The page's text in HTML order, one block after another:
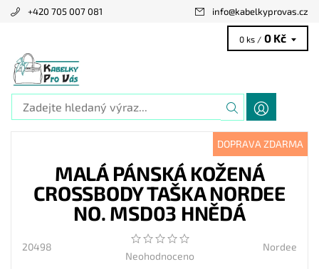
+420 705 007 081 info@kabelkyprovas.cz
0 ks / 0 Kč
DOPRAVA ZDARMA
MALÁ PÁNSKÁ KOŽENÁ
CROSSBODY TAŠKA NORDEE
NO. MSD03 HNĚDÁ
20498
Neohodnoceno
Nordee